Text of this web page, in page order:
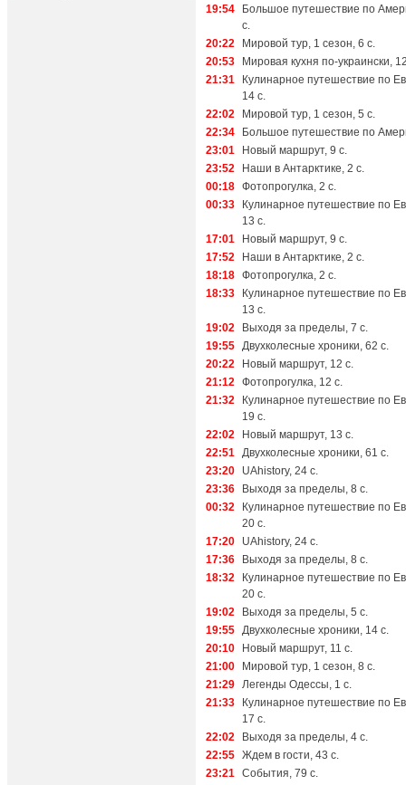
19:54
Большое путешествие по
с.
20:22
Мировой тур, 1 сезон, 6 с.
20:53
Мировая кухня по-украински,
21:31
Кулинарное путешествие по
14 с.
22:02
Мировой тур, 1 сезон, 5 с.
22:34
Большое путешествие по
23:01
Новый маршрут, 9 с.
23:52
Наши в Антарктике, 2 с.
00:18 Фотопрогулка, 2 с.
00:33
Кулинарное путешествие по
13 с.
17:01
Новый маршрут, 9 с.
17:52
Наши в Антарктике, 2 с.
18:18 Фотопрогулка, 2 с.
18:33
Кулинарное путешествие по
13 с.
19:02
Выходя за пределы, 7 с.
19:55 Двухколесные хроники, 62 с.
20:22
Новый маршрут, 12 с.
21:12 Фотопрогулка, 12 с.
21:32
Кулинарное путешествие по
19 с.
22:02
Новый маршрут, 13 с.
22:51 Двухколесные хроники, 61 с.
23:20
UAhistory, 24 с.
23:36
Выходя за пределы, 8 с.
00:32
Кулинарное путешествие по
20 с.
17:20
UAhistory, 24 с.
17:36
Выходя за пределы, 8 с.
18:32
Кулинарное путешествие по
20 с.
19:02
Выходя за пределы, 5 с.
19:55 Двухколесные хроники, 14 с.
20:10
Новый маршрут, 11 с.
21:00
Мировой тур, 1 сезон, 8 с.
21:29 Легенды Одессы, 1 с.
21:33
Кулинарное путешествие по
17 с.
22:02
Выходя за пределы, 4 с.
22:55 Ждем в гости, 43 с.
23:21 События, 79 с.